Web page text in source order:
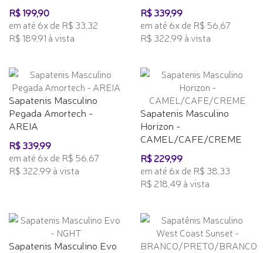
R$ 199,90
em até 6x de R$ 33,32
R$ 189,91 à vista
R$ 339,99
em até 6x de R$ 56,67
R$ 322,99 à vista
Sapatenis Masculino
Pegada Amortech -
AREIA
R$ 339,99
em até 6x de R$ 56,67
R$ 322,99 à vista
Sapatenis Masculino
Horizon -
CAMEL/CAFE/CREME
R$ 229,99
em até 6x de R$ 38,33
R$ 218,49 à vista
Sapatenis Masculino Evo